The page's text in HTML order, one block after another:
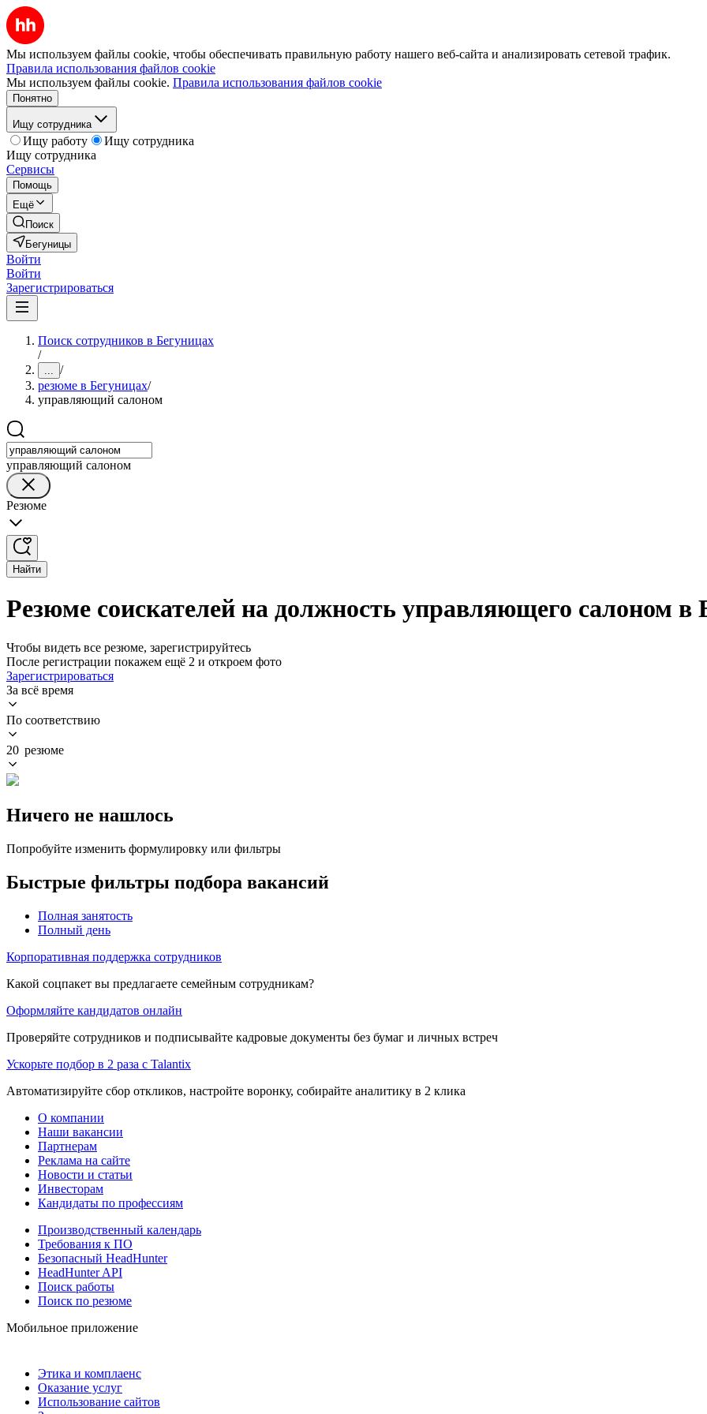
Мы используем файлы cookie, чтобы обеспечивать правильную работу нашего веб-сайта и анализировать сетевой трафик.
Правила использования файлов cookie
Мы используем файлы cookie. Правила использования файлов cookie
Понятно
Ищу сотрудника
Ищу работу
Ищу сотрудника
Ищу сотрудника
Сервисы
Помощь
Ещё
Поиск
Бегуницы
Войти
Войти
Зарегистрироваться
Поиск сотрудников в Бегуницах
/
... /
резюме в Бегуницах/
управляющий салоном
управляющий салоном
Резюме
Найти
Резюме соискателей на должность управляющего салоном в
Чтобы видеть все резюме, зарегистрируйтесь
После регистрации покажем ещё 2 и откроем фото
Зарегистрироваться
За всё время
По соответствию
20 резюме
Ничего не нашлось
Попробуйте изменить формулировку или фильтры
Быстрые фильтры подбора вакансий
Полная занятость
Полный день
Корпоративная поддержка сотрудников
Какой соцпакет вы предлагаете семейным сотрудникам?
Оформляйте кандидатов онлайн
Проверяйте сотрудников и подписывайте кадровые документы без бумаг и личных встреч
Ускорьте подбор в 2 раза с Talantix
Автоматизируйте сбор откликов, настройте воронку, собирайте аналитику в 2 клика
О компании
Наши вакансии
Партнерам
Реклама на сайте
Новости и статьи
Инвесторам
Кандидаты по профессиям
Производственный календарь
Требования к ПО
Безопасный HeadHunter
HeadHunter API
Поиск работы
Поиск по резюме
Мобильное приложение
Этика и комплаенс
Оказание услуг
Использование сайтов